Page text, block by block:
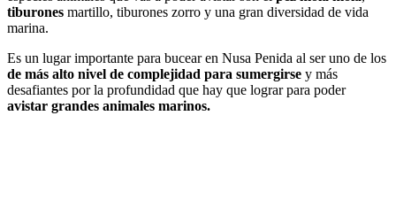
tiburones martillo, tiburones zorro y una gran diversidad de vida
marina.
Es un lugar importante para bucear en Nusa Penida al ser uno de los
de más alto nivel de complejidad para sumergirse y más
desafiantes por la profundidad que hay que lograr para poder
avistar grandes animales marinos.